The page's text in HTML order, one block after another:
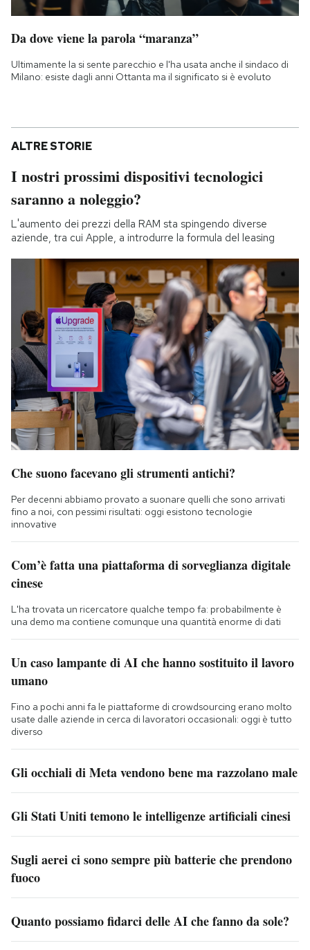
Da dove viene la parola “maranza”
Ultimamente la si sente parecchio e l'ha usata anche il sindaco di
Milano: esiste dagli anni Ottanta ma il significato si è evoluto
ALTRE STORIE
I nostri prossimi dispositivi tecnologici
saranno a noleggio?
L'aumento dei prezzi della RAM sta spingendo diverse
aziende, tra cui Apple, a introdurre la formula del leasing
Che suono facevano gli strumenti antichi?
Per decenni abbiamo provato a suonare quelli che sono arrivati
fino a noi, con pessimi risultati: oggi esistono tecnologie
innovative
Com’è fatta una piattaforma di sorveglianza digitale
cinese
L'ha trovata un ricercatore qualche tempo fa: probabilmente è
una demo ma contiene comunque una quantità enorme di dati
Un caso lampante di AI che hanno sostituito il lavoro
umano
Fino a pochi anni fa le piattaforme di crowdsourcing erano molto
usate dalle aziende in cerca di lavoratori occasionali: oggi è tutto
diverso
Gli occhiali di Meta vendono bene ma razzolano male
Gli Stati Uniti temono le intelligenze artificiali cinesi
Sugli aerei ci sono sempre più batterie che prendono
fuoco
Quanto possiamo fidarci delle AI che fanno da sole?